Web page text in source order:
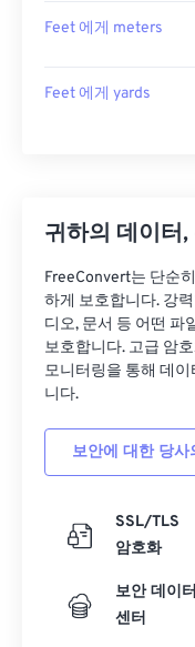
Feet 에게 meters
Feet 에게 yards
귀하의 데이터,
FreeConvert는 단순
하게 보호합니다. 강
디오, 문서 등 어떤 파
보호합니다. 고급 암
모니터링을 통해 데
니다.
보안에 대한 당
SSL/TLS
암호화
보안 데이터
센터